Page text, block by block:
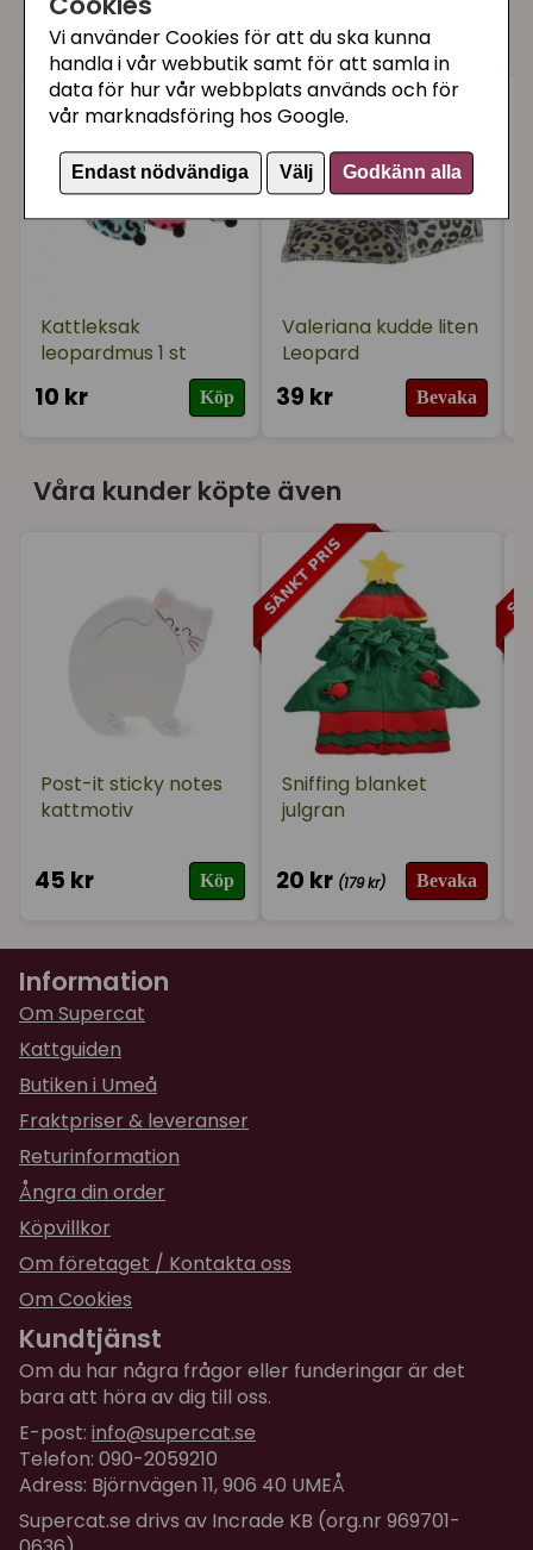
Vi använder Cookies för att du ska kunna
handla i vår webbutik samt för att samla in
data för hur vår webbplats används och för
vår marknadsföring hos Google.
Endast nödvändiga Välj Godkänn alla
Du kanske också gillar
Kattleksak
leopardmus 1 st
10 kr Köp
Valeriana kudde liten
Leopard
39 kr Bevaka
Våra kunder köpte även
Post-it sticky notes
kattmotiv
45 kr Köp
Sniffing blanket
julgran
20 kr (179 kr) Bevaka
Information
Om Supercat
Kattguiden
Butiken i Umeå
Fraktpriser & leveranser
Returinformation
Ångra din order
Köpvillkor
Om företaget / Kontakta oss
Om Cookies
Kundtjänst
Om du har några frågor eller funderingar är det
bara att höra av dig till oss.
E-post: info@supercat.se
Telefon: 090-2059210
Adress: Björnvägen 11, 906 40 UMEÅ
Supercat.se drivs av Incrade KB (org.nr 969701-